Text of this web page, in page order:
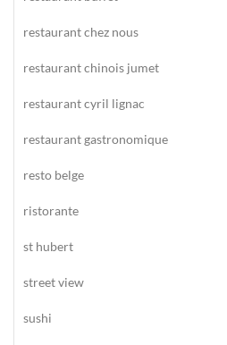
restaurant chez nous
restaurant chinois jumet
restaurant cyril lignac
restaurant gastronomique
resto belge
ristorante
st hubert
street view
sushi